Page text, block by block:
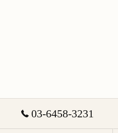
03-6458-3231